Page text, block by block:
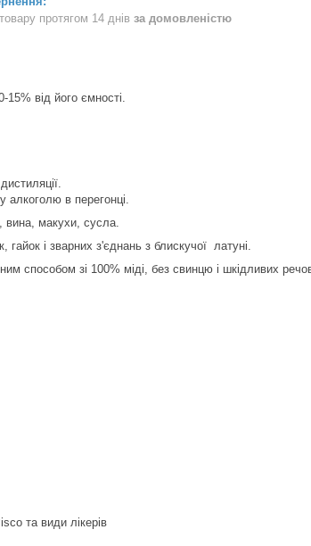
протягом 14 днів за домовленістю
15% від його ємності.
алкоголю в перегонці.
макухи, сусла.
і зварних з'єднань з блискучої латуні.
способом зі 100% міді, без свинцю і шкідливих
та види лікерів